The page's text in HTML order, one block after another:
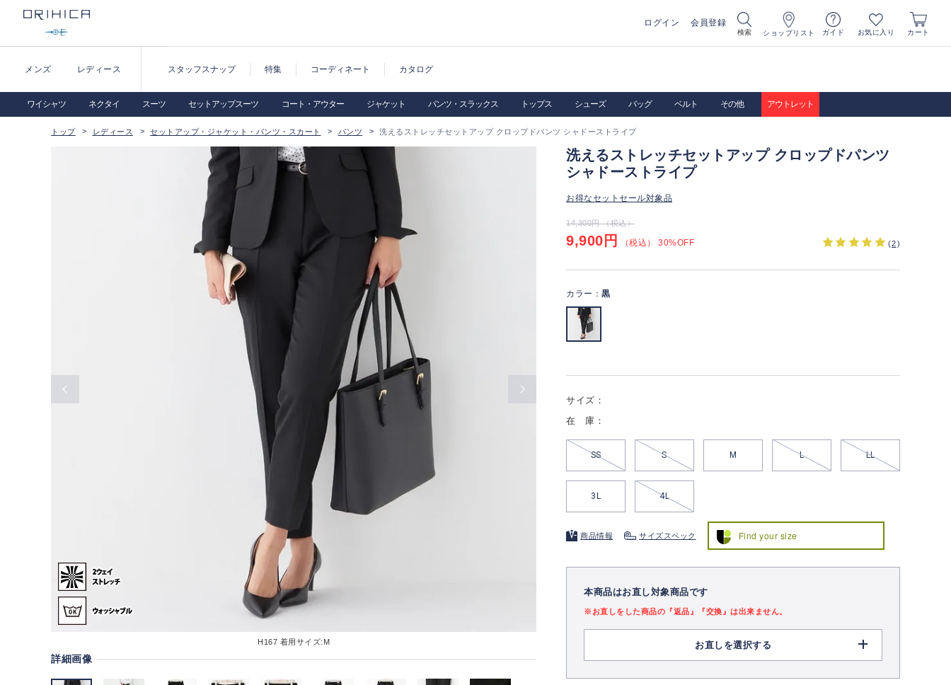
ログイン 会員登録
検索 ショップリスト ガイド お気に入り カート
メンズ レディース スタッフスナップ 特集 コーディネート カタログ
ワイシャツ ネクタイ スーツ セットアップスーツ コート・アウター ジャケット パンツ・スラックス トップス シューズ バッグ ベルト その他 アウトレット
トップ レディース セットアップ・ジャケット・パンツ・スカート パンツ 洗えるストレッチセットアップ クロップドパンツ シャドーストライプ
H167 着用サイズ:M
詳細画像
洗えるストレッチセットアップ クロップドパンツ
シャドーストライプ
お得なセットセール対象品
14,300円 （税込）
9,900円 （税込） 30%OFF (2)
カラー： 黒
サイズ：
在 庫：
SS S M L LL
3L 4L
商品情報 サイズスペック Find your size
本商品はお直し対象商品です
※お直しをした商品の『返品』『交換』は出来ません。
お直しを選択する